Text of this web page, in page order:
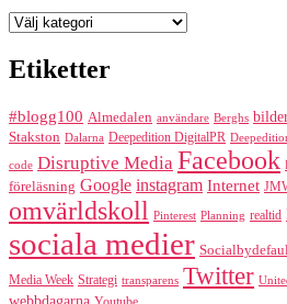
Kategorier
Etiketter
#blogg100 Almedalen användare Berghs
Stakston Dalarna Deepedition DigitalPR
code Disruptive Media Facebook
föreläsning Google instagram Internet
omvärldskoll Pinterest Planning realtid
sociala medier
Media Week Strategi transparens Twitter